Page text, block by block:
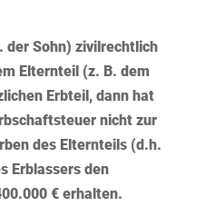
der Sohn) zivilrechtlich
Elternteil (z. B. dem
Erbteil, dann hat
nicht zur
des Elternteils (d.h.
Erblassers den
€ erhalten.